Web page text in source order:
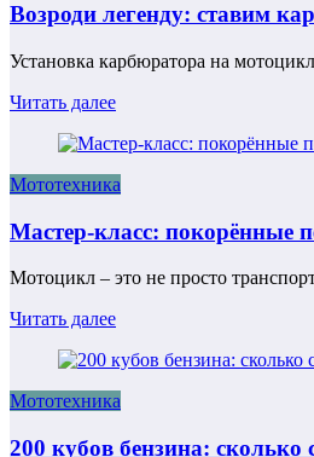
Возроди легенду: ставим
Установка карбюратора на
Читать далее
Мототехника
Мастер-класс: покорённые
Мотоцикл – это не просто
Читать далее
Мототехника
200 кубов бензина: